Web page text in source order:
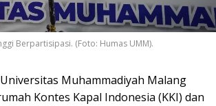
Berpartisipasi. (Foto: Humas UMM).
Muhammadiyah Malang
Kontes Kapal Indonesia (KKI) dan